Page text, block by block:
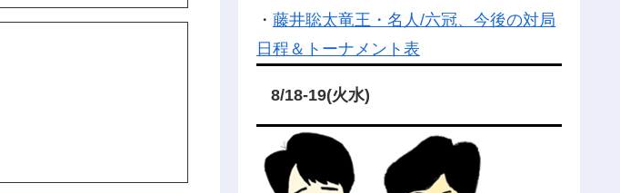
・ 藤井聡太竜王・名人/六冠、今後の対局
日程＆トーナメント表
8/18-19(火水)